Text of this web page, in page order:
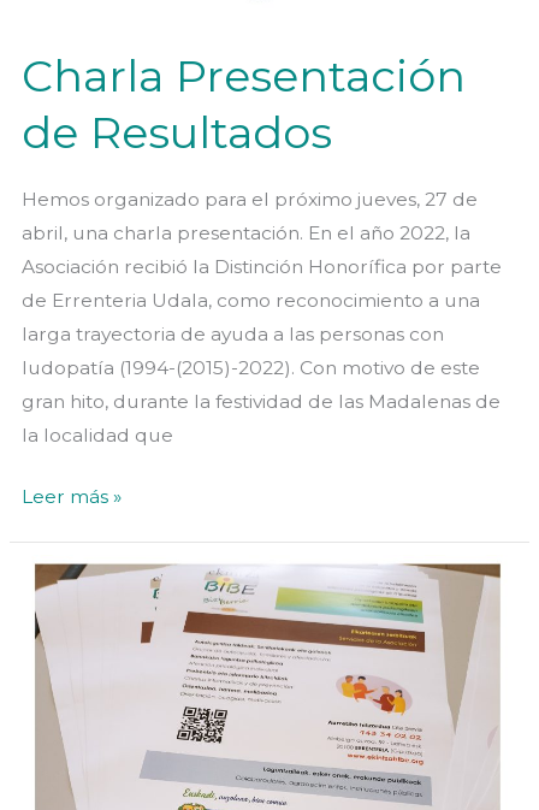
Charla Presentación
de Resultados
Hemos organizado para el próximo jueves, 27 de
abril, una charla presentación. En el año 2022, la
Asociación recibió la Distinción Honorífica por parte
de Errenteria Udala, como reconocimiento a una
larga trayectoria de ayuda a las personas con
ludopatía (1994-(2015)-2022). Con motivo de este
gran hito, durante la festividad de las Madalenas de
la localidad que
Charla
de
Resultados
Leer más »